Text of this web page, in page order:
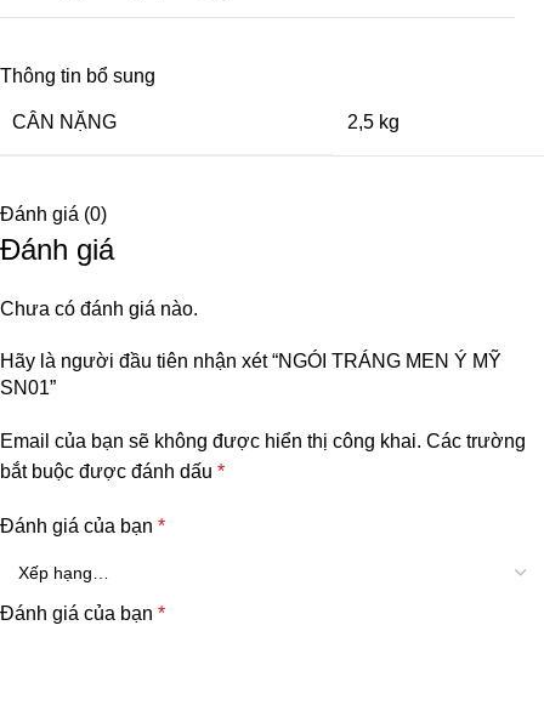
Thông tin bổ sung
CÂN NẶNG 2,5 kg
Đánh giá (0)
Đánh giá
Chưa có đánh giá nào.
Hãy là người đầu tiên nhận xét “NGÓI TRÁNG MEN Ý MỸ
SN01”
Email của bạn sẽ không được hiển thị công khai. Các trường
bắt buộc được đánh dấu *
Đánh giá của bạn *
Đánh giá của bạn *